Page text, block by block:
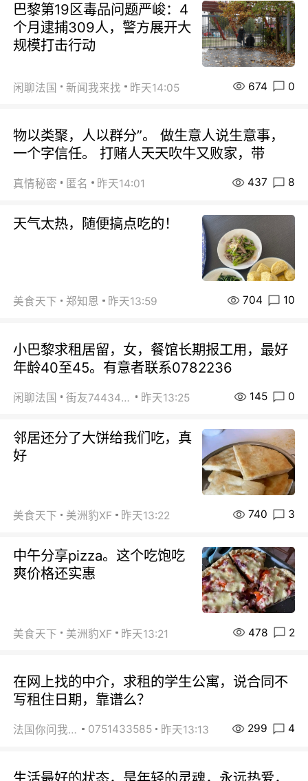
巴黎第19区毒品问题严峻：4
个月逮捕309人，警方展开大
规模打击行动
闲聊法国 新闻我来找 昨天14:05 674 0
物以类聚，人以群分”。 做生意人说生意事，
一个字信任。 打赌人天天吹牛又败家，带
真情秘密 匿名 昨天14:01 437 8
天气太热，随便搞点吃的！
美食天下 郑知恩 昨天13:59 704 10
小巴黎求租居留，女，餐馆长期报工用，最好
年龄40至45。有意者联系0782236
闲聊法国 街友74434350 昨天13:25 145 0
邻居还分了大饼给我们吃，真
好
美食天下 美洲豹XF 昨天13:22 740 3
中午分享pizza。这个吃饱吃
爽价格还实惠
美食天下 美洲豹XF 昨天13:21 478 2
在网上找的中介，求租的学生公寓，说合同不
写租住日期，靠谱么？
法国你问我答 0751433585 昨天13:13 299 4